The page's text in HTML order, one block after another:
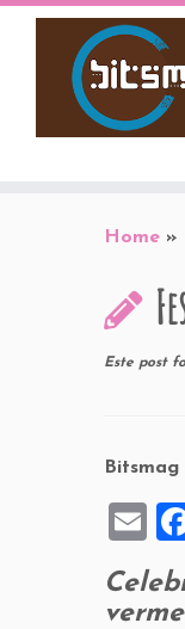
Home »
Este post
Bitsmag
E
m
ai